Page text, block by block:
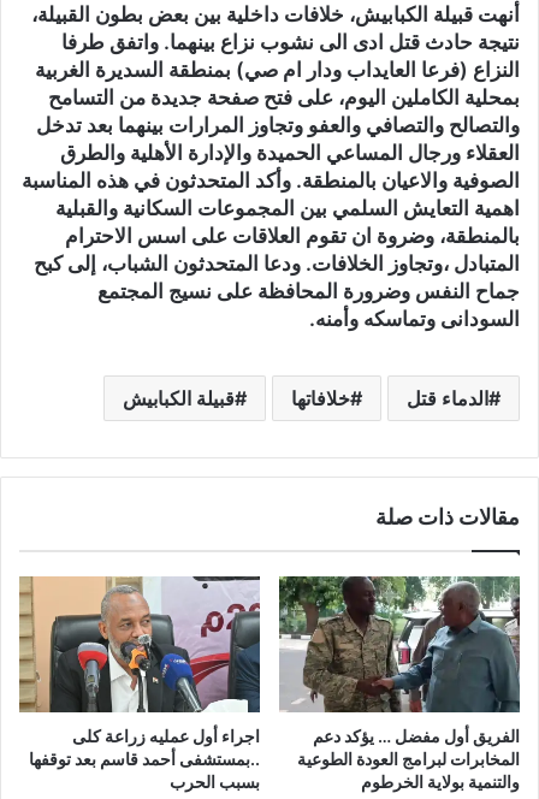
أنهت قبيلة الكبابيش، خلافات داخلية بين بعض بطون القبيلة،
نتيجة حادث قتل ادى الى نشوب نزاع بينهما. واتفق طرفا
النزاع (فرعا العايداب ودار ام صي) بمنطقة السديرة الغربية
بمحلية الكاملين اليوم، على فتح صفحة جديدة من التسامح
والتصالح والتصافي والعفو وتجاوز المرارات بينهما بعد تدخل
العقلاء ورجال المساعي الحميدة والإدارة الأهلية والطرق
الصوفية والاعيان بالمنطقة. وأكد المتحدثون في هذه المناسبة
اهمية التعايش السلمي بين المجموعات السكانية والقبلية
بالمنطقة، وضروة ان تقوم العلاقات على اسس الاحترام
المتبادل ،وتجاوز الخلافات. ودعا المتحدثون الشباب، إلى كبح
جماح النفس وضرورة المحافظة على نسيج المجتمع
السودانى وتماسكه وأمنه.
الدماء قتل خلافاتها قبيلة الكبابيش
مقالات ذات صلة
الفريق أول مفضل … يؤكد دعم
المخابرات لبرامج العودة الطوعية
والتنمية بولاية الخرطوم
اجراء أول عمليه زراعة كلى
..بمستشفى أحمد قاسم بعد توقفها
بسبب الحرب